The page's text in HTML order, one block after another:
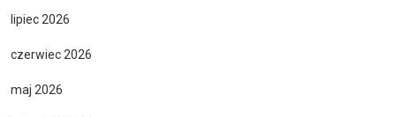
lipiec 2026
czerwiec 2026
maj 2026